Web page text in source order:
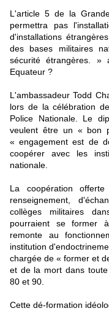
L'article 5 de la
permettra pas
d'installations
des bases militaires
sécurité étrangères. »
Equateur ?
L'ambassadeur Todd
lors de la célébration
Police Nationale. Le
veulent être un « bon
« engagement est de
coopérer avec les
nationale.
La coopération
renseignement,
collèges militaires
pourraient se former
remonte au
institution
chargée de « former et
et de la mort dans
80 et 90.
Cette dé-formation